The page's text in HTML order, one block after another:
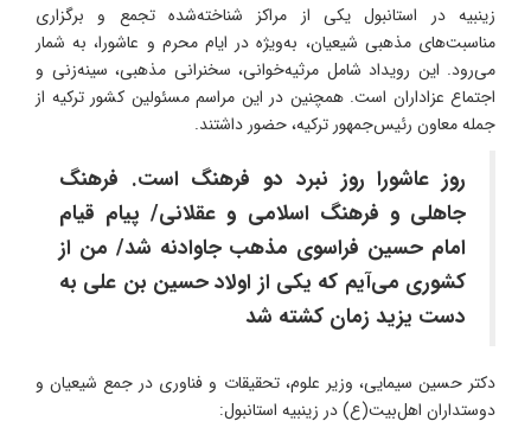
زینبیه در استانبول یکی از مراکز شناخته‌شده تجمع و برگزاری
مناسبت‌های مذهبی شیعیان، به‌ویژه در ایام محرم و عاشورا، به شمار
می‌رود. این رویداد شامل مرثیه‌خوانی، سخنرانی مذهبی، سینه‌زنی و
اجتماع عزاداران است. همچنین در این مراسم مسئولین کشور ترکیه از
جمله معاون رئیس‌جمهور ترکیه، حضور داشتند.
روز عاشورا روز نبرد دو فرهنگ است. فرهنگ
جاهلی و فرهنگ اسلامی و عقلانی/ پیام قیام
امام حسین فراسوی مذهب جاوادنه شد/ من از
کشوری می‌آیم که یکی‌ از اولاد حسین بن علی به
دست یزید زمان کشته شد
دکتر حسین سیمایی، وزیر علوم، تحقیقات و فناوری در جمع شیعیان و
دوستداران اهل‌بیت(ع) در زینبیه استانبول: